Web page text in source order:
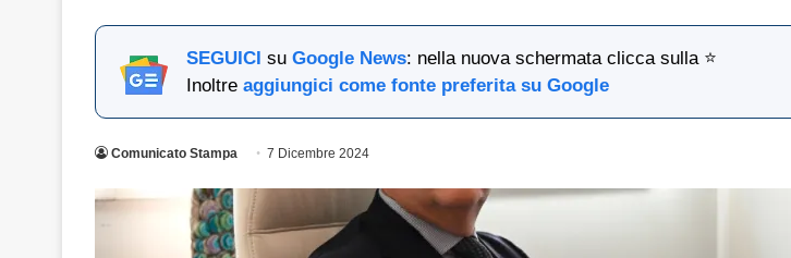
SEGUICI su Google News: nella nuova schermata clicca sulla ⭐
Inoltre aggiungici come fonte preferita su Google
Comunicato Stampa 7 Dicembre 2024